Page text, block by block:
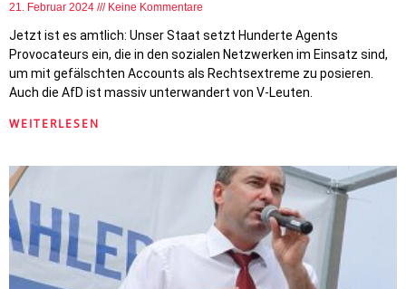
21. Februar 2024 Keine Kommentare
Jetzt ist es amtlich: Unser Staat setzt Hunderte Agents
Provocateurs ein, die in den sozialen Netzwerken im Einsatz sind,
um mit gefälschten Accounts als Rechtsextreme zu posieren.
Auch die AfD ist massiv unterwandert von V-Leuten.
WEITERLESEN